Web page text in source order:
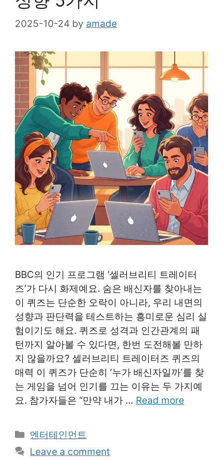
2025-10-24 by amade
BBC의 인기 프로그램 ‘셀러브리티 트레이터
즈’가 다시 화제예요. 숨은 배신자를 찾아내는
이 퀴즈는 단순한 오락이 아니라, 우리 내면의
성향과 판단력을 테스트하는 흥미로운 심리 실
험이기도 해요. 퀴즈로 성격과 인간관계의 패
턴까지 알아볼 수 있다면, 한번 도전해볼 만하
지 않을까요? 셀러브리티 트레이터즈 퀴즈의
매력 이 퀴즈가 단순히 ‘누가 배신자일까’를 찾
는 게임을 넘어 인기를 끄는 이유는 두 가지예
요. 참가자들은 “만약 내가 … Read more
Categories
엔터테인먼트
Leave a comment